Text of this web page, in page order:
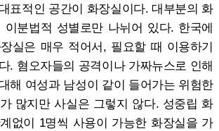
표적인 공간이 화장실이다. 대부분의 화
분법적 성별로만 나뉘어 있다. 한국에
실은 매우 적어서, 필요할 때 이용하기
. 혐오자들의 공격이나 가짜뉴스로 인해
해 여성과 남성이 같이 들어가는 위험한
많지만 사실은 그렇지 않다. 성중립 화
없이 1명씩 사용이 가능한 화장실을 가